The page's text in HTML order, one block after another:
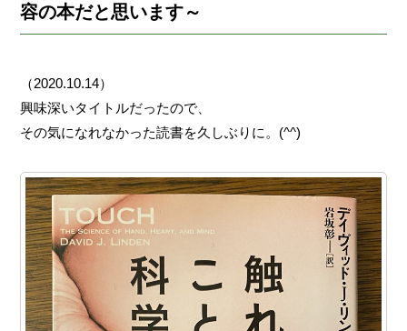
容の本だと思います～
（2020.10.14）
興味深いタイトルだったので、
その気になれなかった読書を久しぶりに。(^^)